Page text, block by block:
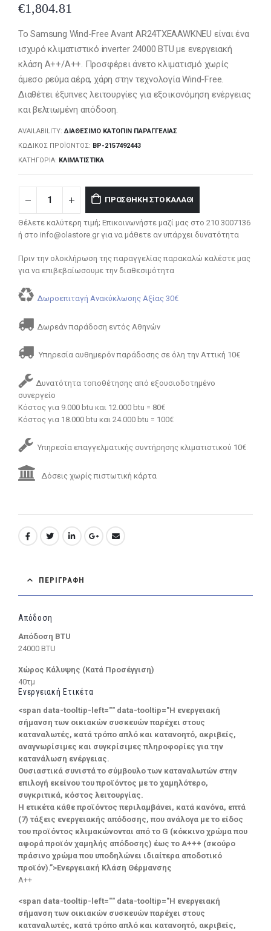
€1,804.81
Το Samsung Wind-Free Avant AR24TXEAAWKNEU είναι ένα
ισχυρό κλιματιστικό inverter 24000 BTU με ενεργειακή
κλάση A++/A++. Προσφέρει άνετο κλιματισμό χωρίς
άμεσο ρεύμα αέρα, χάρη στην τεχνολογία Wind-Free.
Διαθέτει έξυπνες λειτουργίες για εξοικονόμηση ενέργειας
και βελτιωμένη απόδοση.
AVAILABILITY:ΔΙΑΘΈΣΙΜΟ ΚΑΤΌΠΙΝ ΠΑΡΑΓΓΕΛΊΑΣ
ΚΩΔΙΚΌΣ ΠΡΟΪΌΝΤΟΣ: BP-2157492443
ΚΑΤΗΓΟΡΊΑ: ΚΛΙΜΑΤΙΣΤΙΚΆ
ΠΡΟΣΘΉΚΗ ΣΤΟ ΚΑΛΆΘΙ
Θέλετε καλύτερη τιμή; Επικοινωνήστε μαζί μας στο 210 3007136
ή στο info@olastore.gr για να μάθετε αν υπάρχει δυνατότητα
Πριν την ολοκλήρωση της παραγγελίας παρακαλώ καλέστε μας
για να επιβεβαίωσουμε την διαθεσιμότητα
Δωροεπιταγή Ανακύκλωσης Αξίας 30€
Δωρεάν παράδοση εντός Αθηνών
Υπηρεσία αυθημερόν παράδοσης σε όλη την Αττική 10€
Δυνατότητα τοποθέτησης από εξουσιοδοτημένο
συνεργείο
Κόστος για 9.000 btu και 12.000 btu = 80€
Κόστος για 18.000 btu και 24.000 btu = 100€
Υπηρεσία επαγγελματικής συντήρησης κλιματιστικού 10€
Δόσεις χωρίς πιστωτική κάρτα
ΠΕΡΙΓΡΑΦΉ
Απόδοση
Απόδοση BTU
24000 BTU
Χώρος Κάλυψης (Κατά Προσέγγιση)
40τμ
Ενεργειακή Ετικέτα
<span data-tooltip-left="" data-tooltip="Η ενεργειακή
σήμανση των οικιακών συσκευών παρέχει στους
καταναλωτές, κατά τρόπο απλό και κατανοητό, ακριβείς,
αναγνωρίσιμες και συγκρίσιμες πληροφορίες για την
κατανάλωση ενέργειας.
Ουσιαστικά συνιστά το σύμβουλο των καταναλωτών στην
επιλογή εκείνου του προϊόντος με το χαμηλότερο,
συγκριτικά, κόστος λειτουργίας.
Η ετικέτα κάθε προϊόντος περιλαμβάνει, κατά κανόνα, επτά
(7) τάξεις ενεργειακής απόδοσης, που ανάλογα με το είδος
του προϊόντος κλιμακώνονται από το G (κόκκινο χρώμα που
αφορά προϊόν χαμηλής απόδοσης) έως το Α+++ (σκούρο
πράσινο χρώμα που υποδηλώνει ιδιαίτερα αποδοτικό
προϊόν).”>Ενεργειακή Κλάση Θέρμανσης
A++
<span data-tooltip-left="" data-tooltip="Η ενεργειακή
σήμανση των οικιακών συσκευών παρέχει στους
καταναλωτές, κατά τρόπο απλό και κατανοητό, ακριβείς,